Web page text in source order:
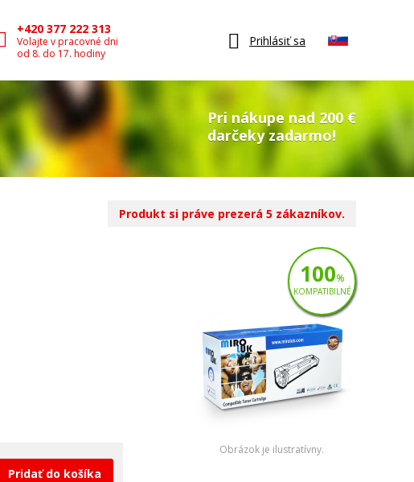
+420 377 222 313
Volajte v pracovné dni
od 8. do 17. hodiny
Prihlásiť sa
Pri nákupe nad 200 €
darčeky zadarmo!
Pridať do košíka
Obrázok je ilustratívny.
100%
KOMPATIBILNÉ
Produkt si práve prezerá 5 zákazníkov.